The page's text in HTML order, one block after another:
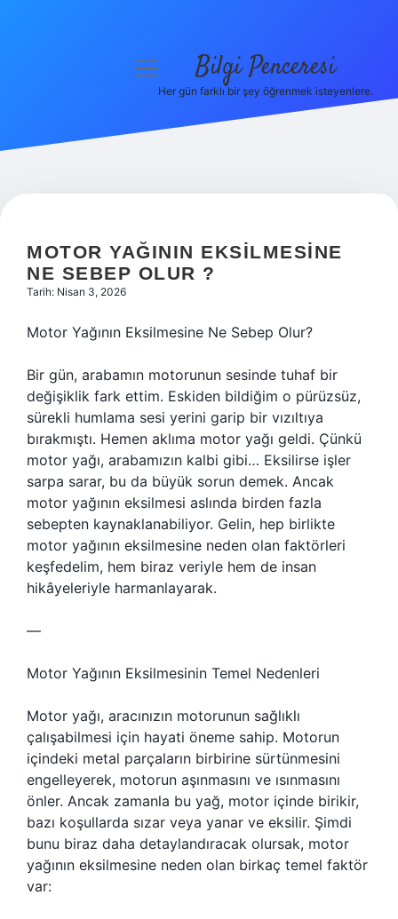
Hakkımızda
menüyü
Bilgi Penceresi
Her gün farklı bir şey öğrenmek isteyenlere.
MOTOR YAĞININ EKSILMESINE
NE SEBEP OLUR ?
Tarih: Nisan 3, 2026
Motor Yağının Eksilmesine Ne Sebep Olur?
Bir gün, arabamın motorunun sesinde tuhaf bir
değişiklik fark ettim. Eskiden bildiğim o pürüzsüz,
sürekli humlama sesi yerini garip bir vızıltıya
bırakmıştı. Hemen aklıma motor yağı geldi. Çünkü
motor yağı, arabamızın kalbi gibi… Eksilirse işler
sarpa sarar, bu da büyük sorun demek. Ancak
motor yağının eksilmesi aslında birden fazla
sebepten kaynaklanabiliyor. Gelin, hep birlikte
motor yağının eksilmesine neden olan faktörleri
keşfedelim, hem biraz veriyle hem de insan
hikâyeleriyle harmanlayarak.
—
Motor Yağının Eksilmesinin Temel Nedenleri
Motor yağı, aracınızın motorunun sağlıklı
çalışabilmesi için hayati öneme sahip. Motorun
içindeki metal parçaların birbirine sürtünmesini
engelleyerek, motorun aşınmasını ve ısınmasını
önler. Ancak zamanla bu yağ, motor içinde birikir,
bazı koşullarda sızar veya yanar ve eksilir. Şimdi
bunu biraz daha detaylandıracak olursak, motor
yağının eksilmesine neden olan birkaç temel faktör
var: